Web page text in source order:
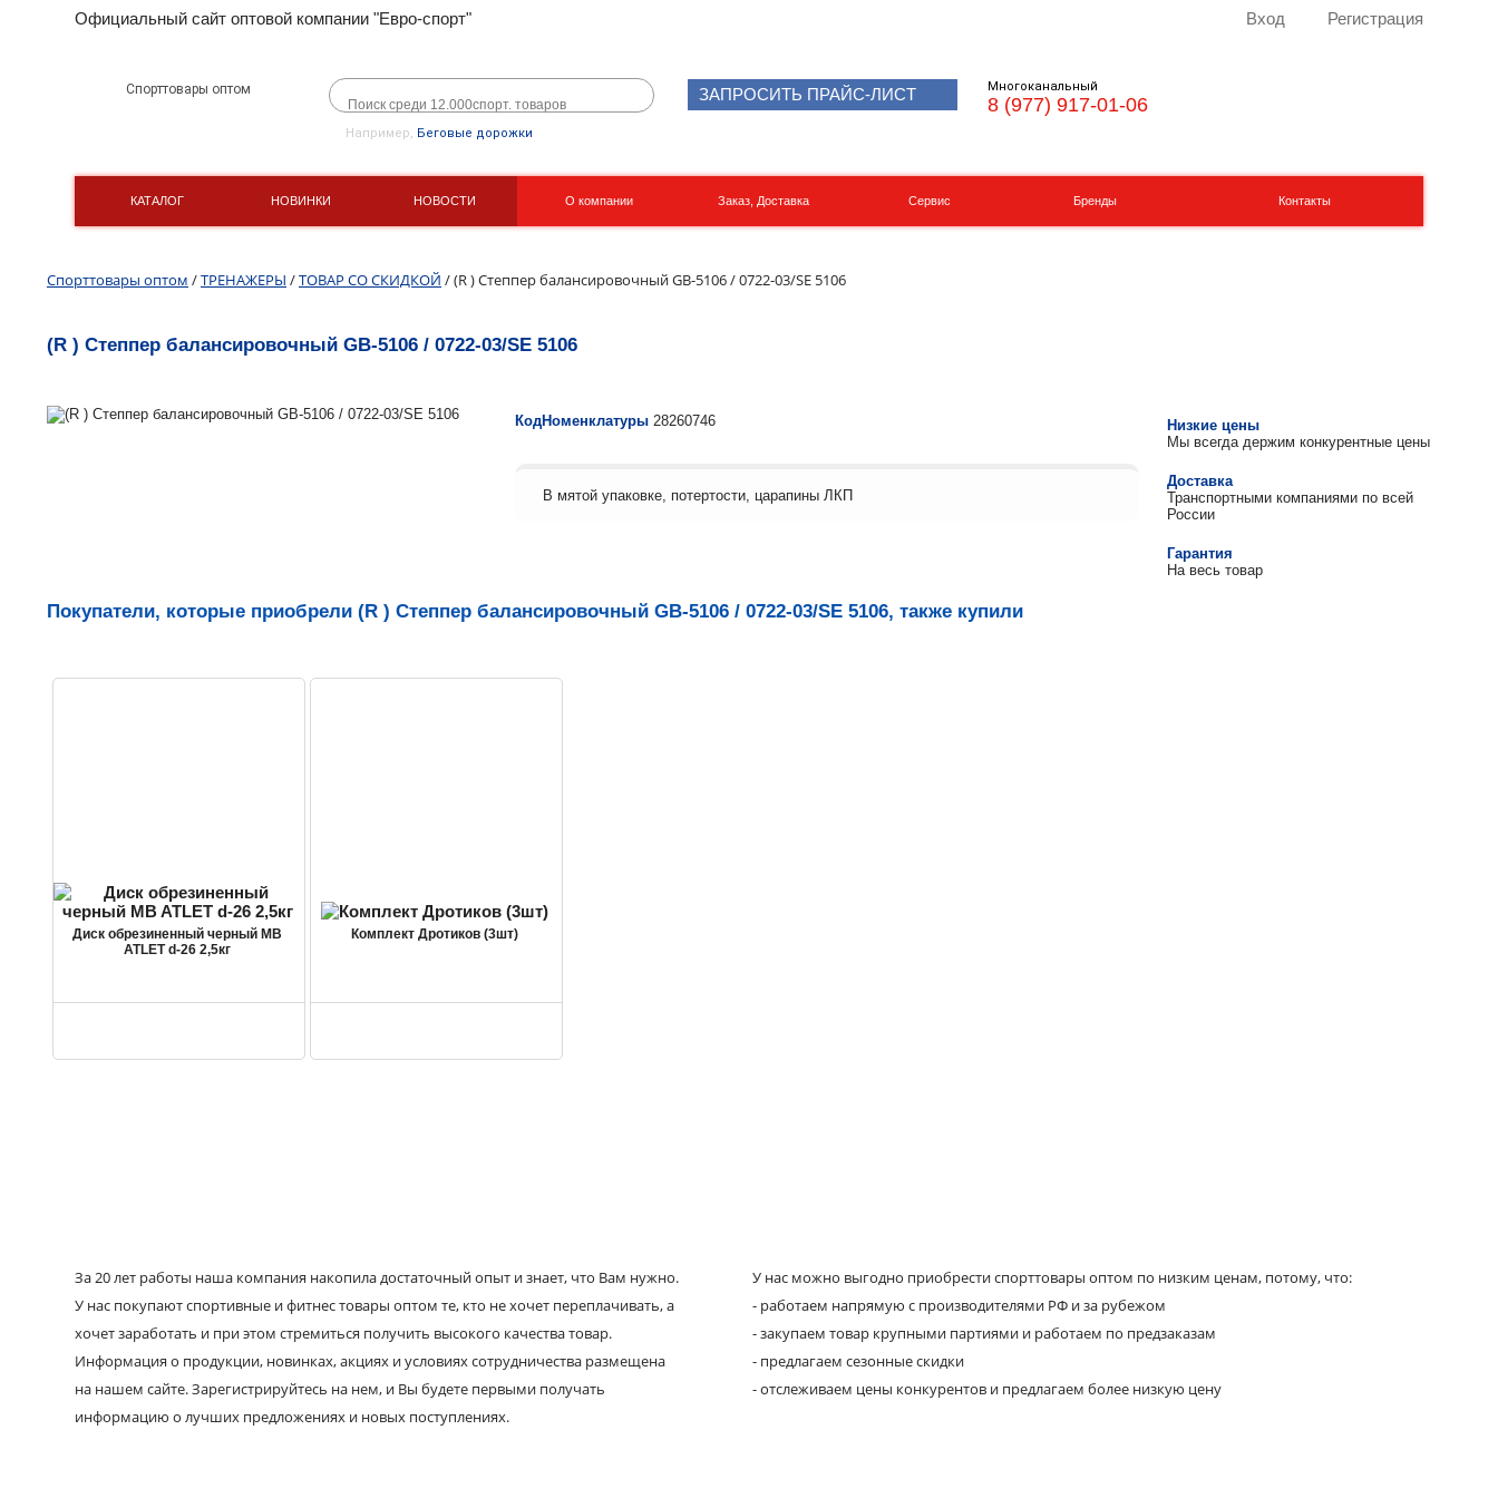
Официальный сайт оптовой компании "Евро-спорт" Вход Регистрация
Спорттовары оптом
Например, Беговые дорожки
ЗАПРОСИТЬ ПРАЙС-ЛИСТ Многоканальный
8 (977) 917-01-06
КАТАЛОГ НОВИНКИ НОВОСТИ О компании Заказ, Доставка Сервис Бренды Контакты
Спорттовары оптом /ТРЕНАЖЕРЫ /ТОВАР СО СКИДКОЙ / (R ) Степпер балансировочный GB-5106 / 0722-03/SE 5106
(R ) Степпер балансировочный GB-5106 / 0722-03/SE 5106
КодНоменклатуры 28260746
В мятой упаковке, потертости, царапины ЛКП
Низкие цены
Мы всегда держим конкурентные цены
Доставка
Транспортными компаниями по всей
России
Гарантия
На весь товар
Покупатели, которые приобрели (R ) Степпер балансировочный GB-5106 / 0722-03/SE 5106, также купили
Диск обрезиненный черный MB
ATLET d-26 2,5кг
Комплект Дротиков (3шт)
За 20 лет работы наша компания накопила достаточный опыт и знает, что Вам нужно.
У нас покупают спортивные и фитнес товары оптом те, кто не хочет переплачивать, а
хочет заработать и при этом стремиться получить высокого качества товар.
Информация о продукции, новинках, акциях и условиях сотрудничества размещена
на нашем сайте. Зарегистрируйтесь на нем, и Вы будете первыми получать
информацию о лучших предложениях и новых поступлениях.
У нас можно выгодно приобрести спорттовары оптом по низким ценам, потому, что:
- работаем напрямую с производителями РФ и за рубежом
- закупаем товар крупными партиями и работаем по предзаказам
- предлагаем сезонные скидки
- отслеживаем цены конкурентов и предлагаем более низкую цену